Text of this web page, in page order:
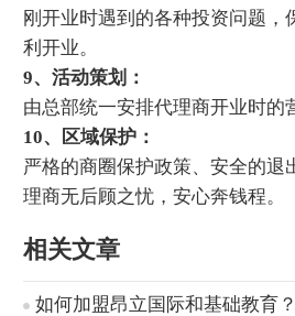
刚开业时遇到的各种投资问题，
利开业。
9、活动策划：
由总部统一安排代理商开业时的
10、区域保护：
严格的商圈保护政策、安全的退
理商无后顾之忧，安心奔钱程。
相关文章
如何加盟昂立国际和基础教育